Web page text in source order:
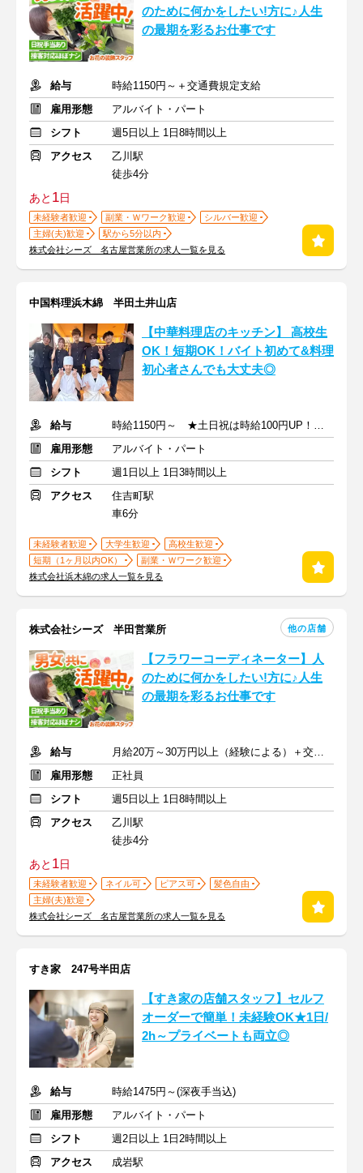
のために何かをしたい!方に♪人生
の最期を彩るお仕事です
給与
時給1150円～＋交通費規定支給
雇用形態
アルバイト・パート
シフト
週5日以上 1日8時間以上
アクセス
乙川駅
徒歩4分
あと 1日
未経験者歓迎 副業・Ｗワーク歓迎
シルバー歓迎
主婦(夫)歓迎
駅から5分以内
株式会社シーズ 名古屋営業所の求人一覧を見る
中国料理浜木綿 半田土井山店
【中華料理店のキッチン】 ⾼校⽣
OK！短期OK！バイト初めて&料理
初心者さんでも⼤丈夫◎
給与
時給1150円～ ★土日祝は時給100円UP！ ★高校生も同時給！
雇用形態
アルバイト・パート
シフト
週1日以上 1日3時間以上
アクセス
住吉町駅
車6分
未経験者歓迎 大学生歓迎
高校生歓迎
短期（1ヶ月以内OK）
副業・Ｗワーク歓迎
株式会社浜木綿の求人一覧を見る
株式会社シーズ 半田営業所 他の店舗
【フラワーコーディネーター】人
のために何かをしたい!方に♪人生
の最期を彩るお仕事です
給与
月給20万～30万円以上（経験による）＋交通費別途規定支給
雇用形態
正社員
シフト
週5日以上 1日8時間以上
アクセス
乙川駅
徒歩4分
あと 1日
未経験者歓迎 ネイル可 ピアス可
髪色自由
主婦(夫)歓迎
株式会社シーズ 名古屋営業所の求人一覧を見る
すき家 247号半田店
【すき家の店舗スタッフ】セルフ
オーダーで簡単！未経験OK★1日/
2h～プライベートも両立◎
給与
時給1475円～(深夜手当込)
雇用形態
アルバイト・パート
シフト
週2日以上 1日2時間以上
アクセス
成岩駅